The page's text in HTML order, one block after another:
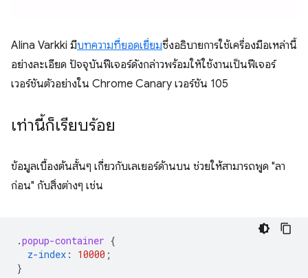
Alina Varkki มีบทความที่ยอดเยี่ยมซึ่งอธิบายการใช้เครื่องมือเหล่านี้
อย่างละเอียด ปัจจุบันฟีเจอร์ดังกล่าวพร้อมให้ใช้งานเป็นฟีเจอร์
เวอร์ชันตัวอย่างใน Chrome Canary เวอร์ชัน 105
เท่านี้ก็เรียบร้อย
ข้อมูลเบื้องต้นสั้นๆ เกี่ยวกับเลเยอร์ด้านบน ช่วยให้สามารถพูด "ลา
ก่อน" กับสิ่งต่างๆ เช่น
.popup-container {
z-index : 10000 ;
}